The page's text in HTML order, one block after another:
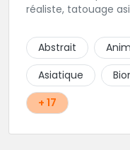
réaliste, tatouage
construire un projet
Abstrait
Asiatique
+ 17